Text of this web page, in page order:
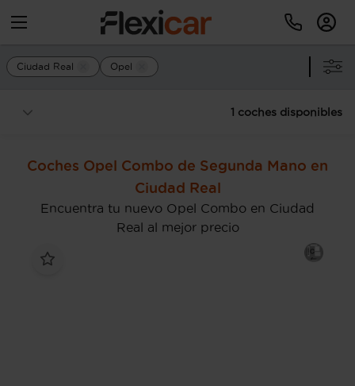
Ciudad Real Opel
1 coches disponibles
Coches Opel Combo de Segunda Mano en
Ciudad Real
Encuentra tu nuevo Opel Combo en Ciudad
Real al mejor precio